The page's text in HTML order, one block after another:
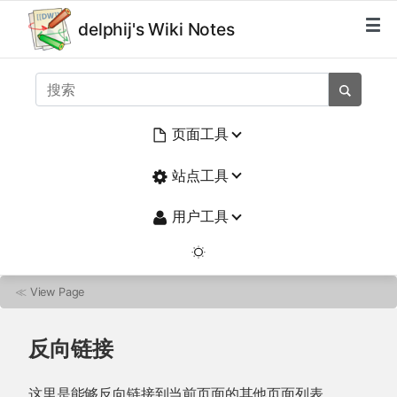
delphij's Wiki Notes
页面工具
站点工具
用户工具
≪ View Page
反向链接